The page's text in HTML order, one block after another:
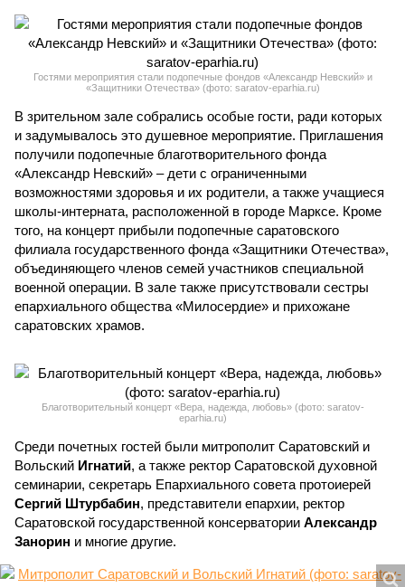
Гостями мероприятия стали подопечные фондов «Александр Невский» и
«Защитники Отечества» (фото: saratov-eparhia.ru)
В зрительном зале собрались особые гости, ради которых
и задумывалось это душевное мероприятие. Приглашения
получили подопечные благотворительного фонда
«Александр Невский» – дети с ограниченными
возможностями здоровья и их родители, а также учащиеся
школы-интерната, расположенной в городе Марксе. Кроме
того, на концерт прибыли подопечные саратовского
филиала государственного фонда «Защитники Отечества»,
объединяющего членов семей участников специальной
военной операции. В зале также присутствовали сестры
епархиального общества «Милосердие» и прихожане
саратовских храмов.
Благотворительный концерт «Вера, надежда, любовь» (фото: saratov-
eparhia.ru)
Среди почетных гостей были митрополит Саратовский и
Вольский Игнатий, а также ректор Саратовской духовной
семинарии, секретарь Епархиального совета протоиерей
Сергий Штурбабин, представители епархии, ректор
Саратовской государственной консерватории Александр
Занорин и многие другие.